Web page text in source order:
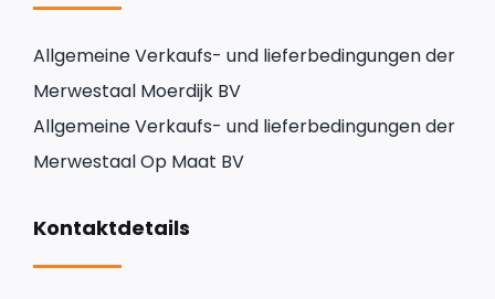
Allgemeine Verkaufs- und lieferbedingungen der
Merwestaal Moerdijk BV
Allgemeine Verkaufs- und lieferbedingungen der
Merwestaal Op Maat BV
Kontaktdetails